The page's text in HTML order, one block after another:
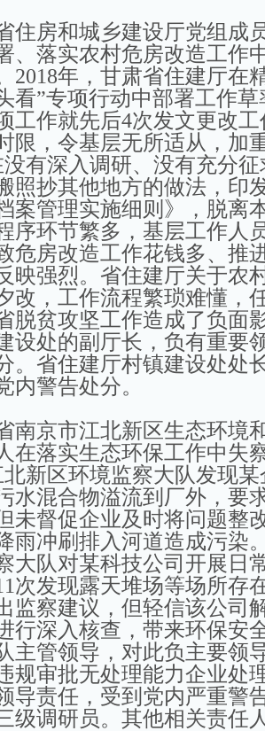
房和城乡建设厅党组成
、落实农村危房改造工作
2018年，甘肃省住建厅在
看”专项行动中部署工作
工作就先后4次发文更改
限，令基层无所适从，加
有深入调研、没有充分
照抄其他地方的做法，印
案管理实施细则》，脱离
序环节繁多，基层工作人
危房改造工作花钱多、推
映强烈。省住建厅关于农
改，工作流程繁琐难懂，
脱贫攻坚工作造成了负面
设处的副厅长，负有重要
。省住建厅村镇建设处处
内警告处分。
京市江北新区生态环境
在落实生态环保工作中失
新区环境监察大队发现
水混合物溢流到厂外，要
未督促企业及时将问题整
雨冲刷排入河道造成污染
大队对某科技公司开展日
次发现露天堆场等场所存
监察建议，但轻信该公司
行深入核查，带来环保安
主管领导，对此负主要领
规审批无处理能力企业处
导责任，受到党内严重警
级调研员。其他相关责任